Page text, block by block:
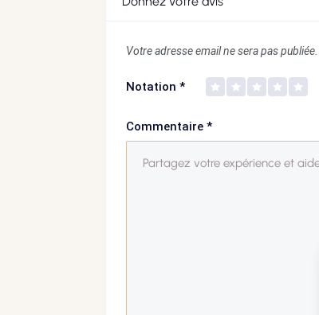
Votre adresse email ne sera pas publiée.
Notation *
Commentaire *